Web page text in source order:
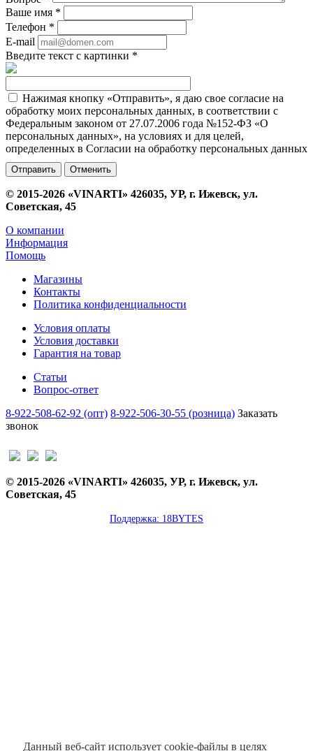
Ваше имя *
Телефон *
E-mail
Введите текст с картинки *
Нажимая кнопку «Отправить», я даю свое согласие на
обработку моих персональных данных, в соответствии с
Федеральным законом от 27.07.2006 года №152-ФЗ «О
персональных данных», на условиях и для целей,
определенных в Согласии на обработку персональных данных
Отменить
© 2015-2026 «VINARTI» 426035, УР, г. Ижевск, ул.
Советская, 45
О компании
Информация
Помощь
Магазины
Контакты
Политика конфиденциальности
Условия оплаты
Условия доставки
Гарантия на товар
Статьи
Вопрос-ответ
8-922-508-62-92 (опт) 8-922-506-30-55 (розница) Заказать
звонок
© 2015-2026 «VINARTI» 426035, УР, г. Ижевск, ул.
Советская, 45
Поддержка: 18BYTES
Данный веб-сайт использует cookie-файлы в целях